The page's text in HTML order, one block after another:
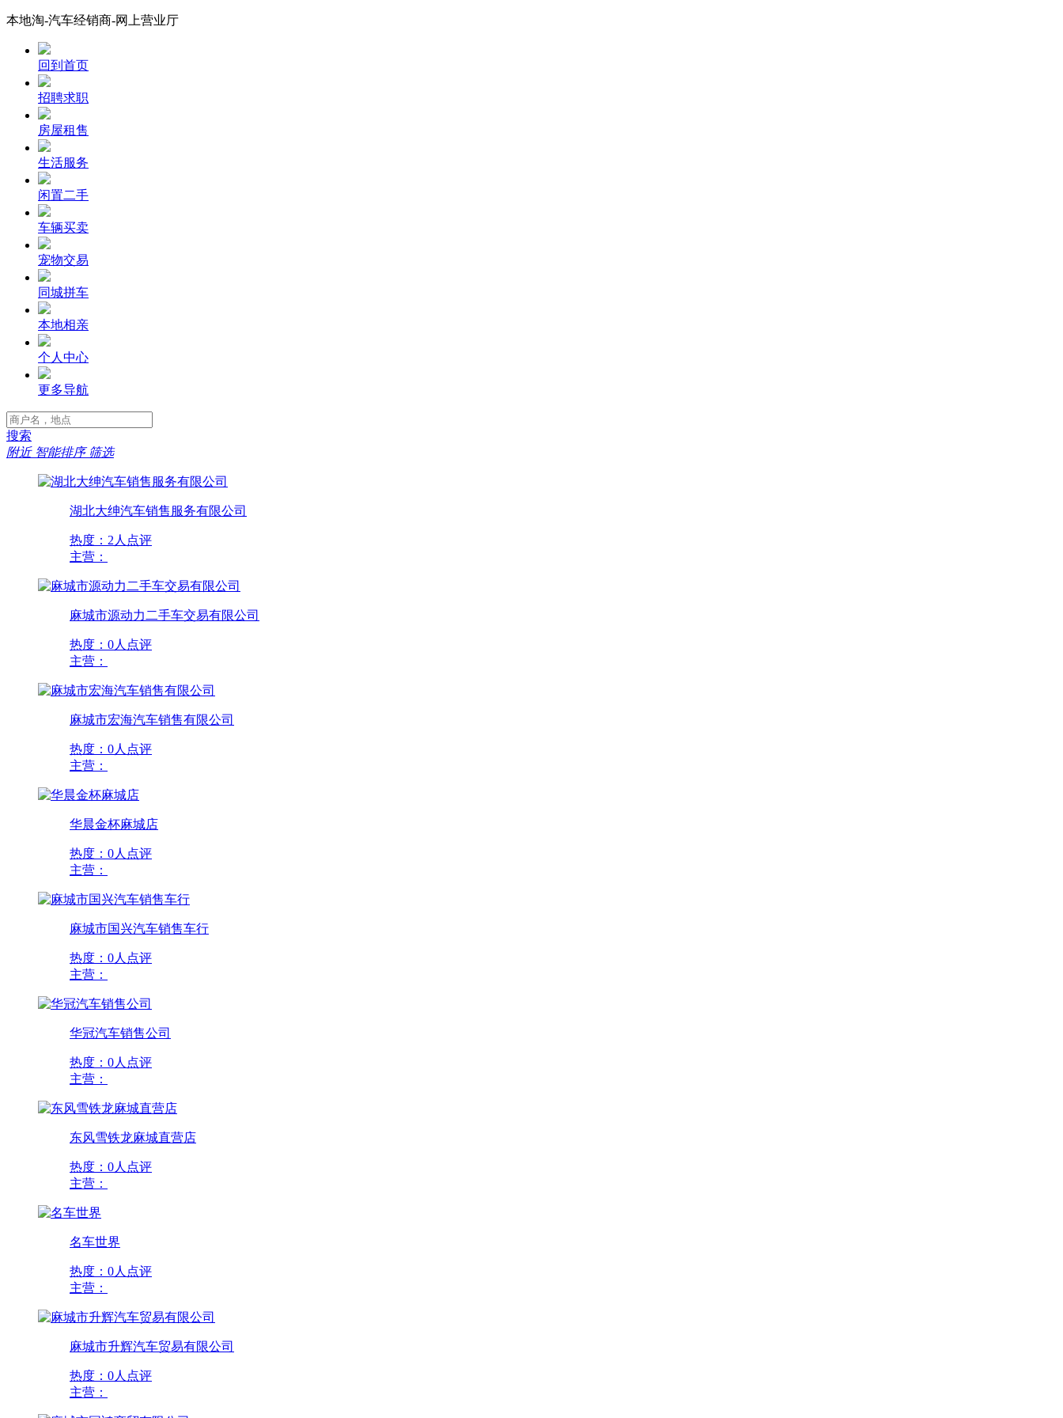
本地淘-汽车经销商-网上营业厅
回到首页
招聘求职
房屋租售
生活服务
闲置二手
车辆买卖
宠物交易
同城拼车
本地相亲
个人中心
更多导航
搜索
附近 智能排序 筛选
湖北大绅汽车销售服务有限公司
热度： 2人点评
主营：
麻城市源动力二手车交易有限公司
热度： 0人点评
主营：
麻城市宏海汽车销售有限公司
热度： 0人点评
主营：
华晨金杯麻城店
热度： 0人点评
主营：
麻城市国兴汽车销售车行
热度： 0人点评
主营：
华冠汽车销售公司
热度： 0人点评
主营：
东风雪铁龙麻城直营店
热度： 0人点评
主营：
名车世界
热度： 0人点评
主营：
麻城市升辉汽车贸易有限公司
热度： 0人点评
主营：